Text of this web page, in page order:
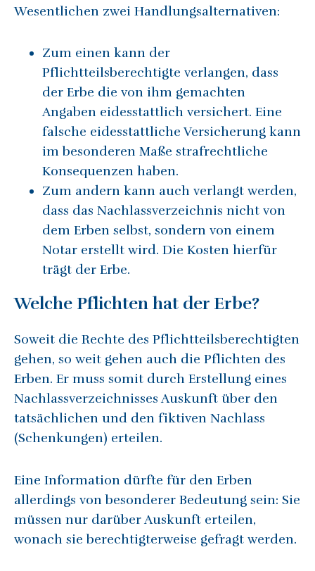
Wesentlichen zwei Handlungsalternativen:
Zum einen kann der
Pflichtteilsberechtigte verlangen, dass
der Erbe die von ihm gemachten
Angaben eidesstattlich versichert. Eine
falsche eidesstattliche Versicherung kann
im besonderen Maße strafrechtliche
Konsequenzen haben.
Zum andern kann auch verlangt werden,
dass das Nachlassverzeichnis nicht von
dem Erben selbst, sondern von einem
Notar erstellt wird. Die Kosten hierfür
trägt der Erbe.
Welche Pflichten hat der Erbe?
Soweit die Rechte des Pflichtteilsberechtigten
gehen, so weit gehen auch die Pflichten des
Erben. Er muss somit durch Erstellung eines
Nachlassverzeichnisses Auskunft über den
tatsächlichen und den fiktiven Nachlass
(Schenkungen) erteilen.
Eine Information dürfte für den Erben
allerdings von besonderer Bedeutung sein: Sie
müssen nur darüber Auskunft erteilen,
wonach sie berechtigterweise gefragt werden.